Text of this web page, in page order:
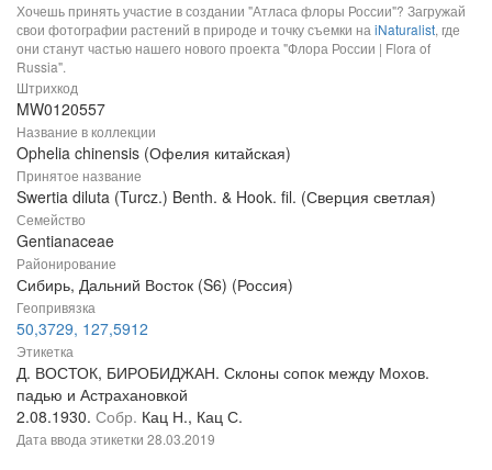
Хочешь принять участие в создании "Атласа флоры России"? Загружай
свои фотографии растений в природе и точку съемки на iNaturalist, где
они станут частью нашего нового проекта "Флора России | Flora of
Russia".
Штрихкод
MW0120557
Название в коллекции
Ophelia chinensis (Офелия китайская)
Принятое название
Swertia diluta (Turcz.) Benth. & Hook. fil. (Сверция светлая)
Семейство
Gentianaceae
Районирование
Сибирь, Дальний Восток (S6) (Россия)
Геопривязка
50,3729, 127,5912
Этикетка
Д. ВОСТОК, БИРОБИДЖАН. Склоны сопок между Мохов.
падью и Астрахановкой
2.08.1930. Собр. Кац Н., Кац С.
Дата ввода этикетки 28.03.2019